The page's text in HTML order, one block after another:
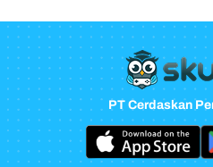
PT Cerdaskan